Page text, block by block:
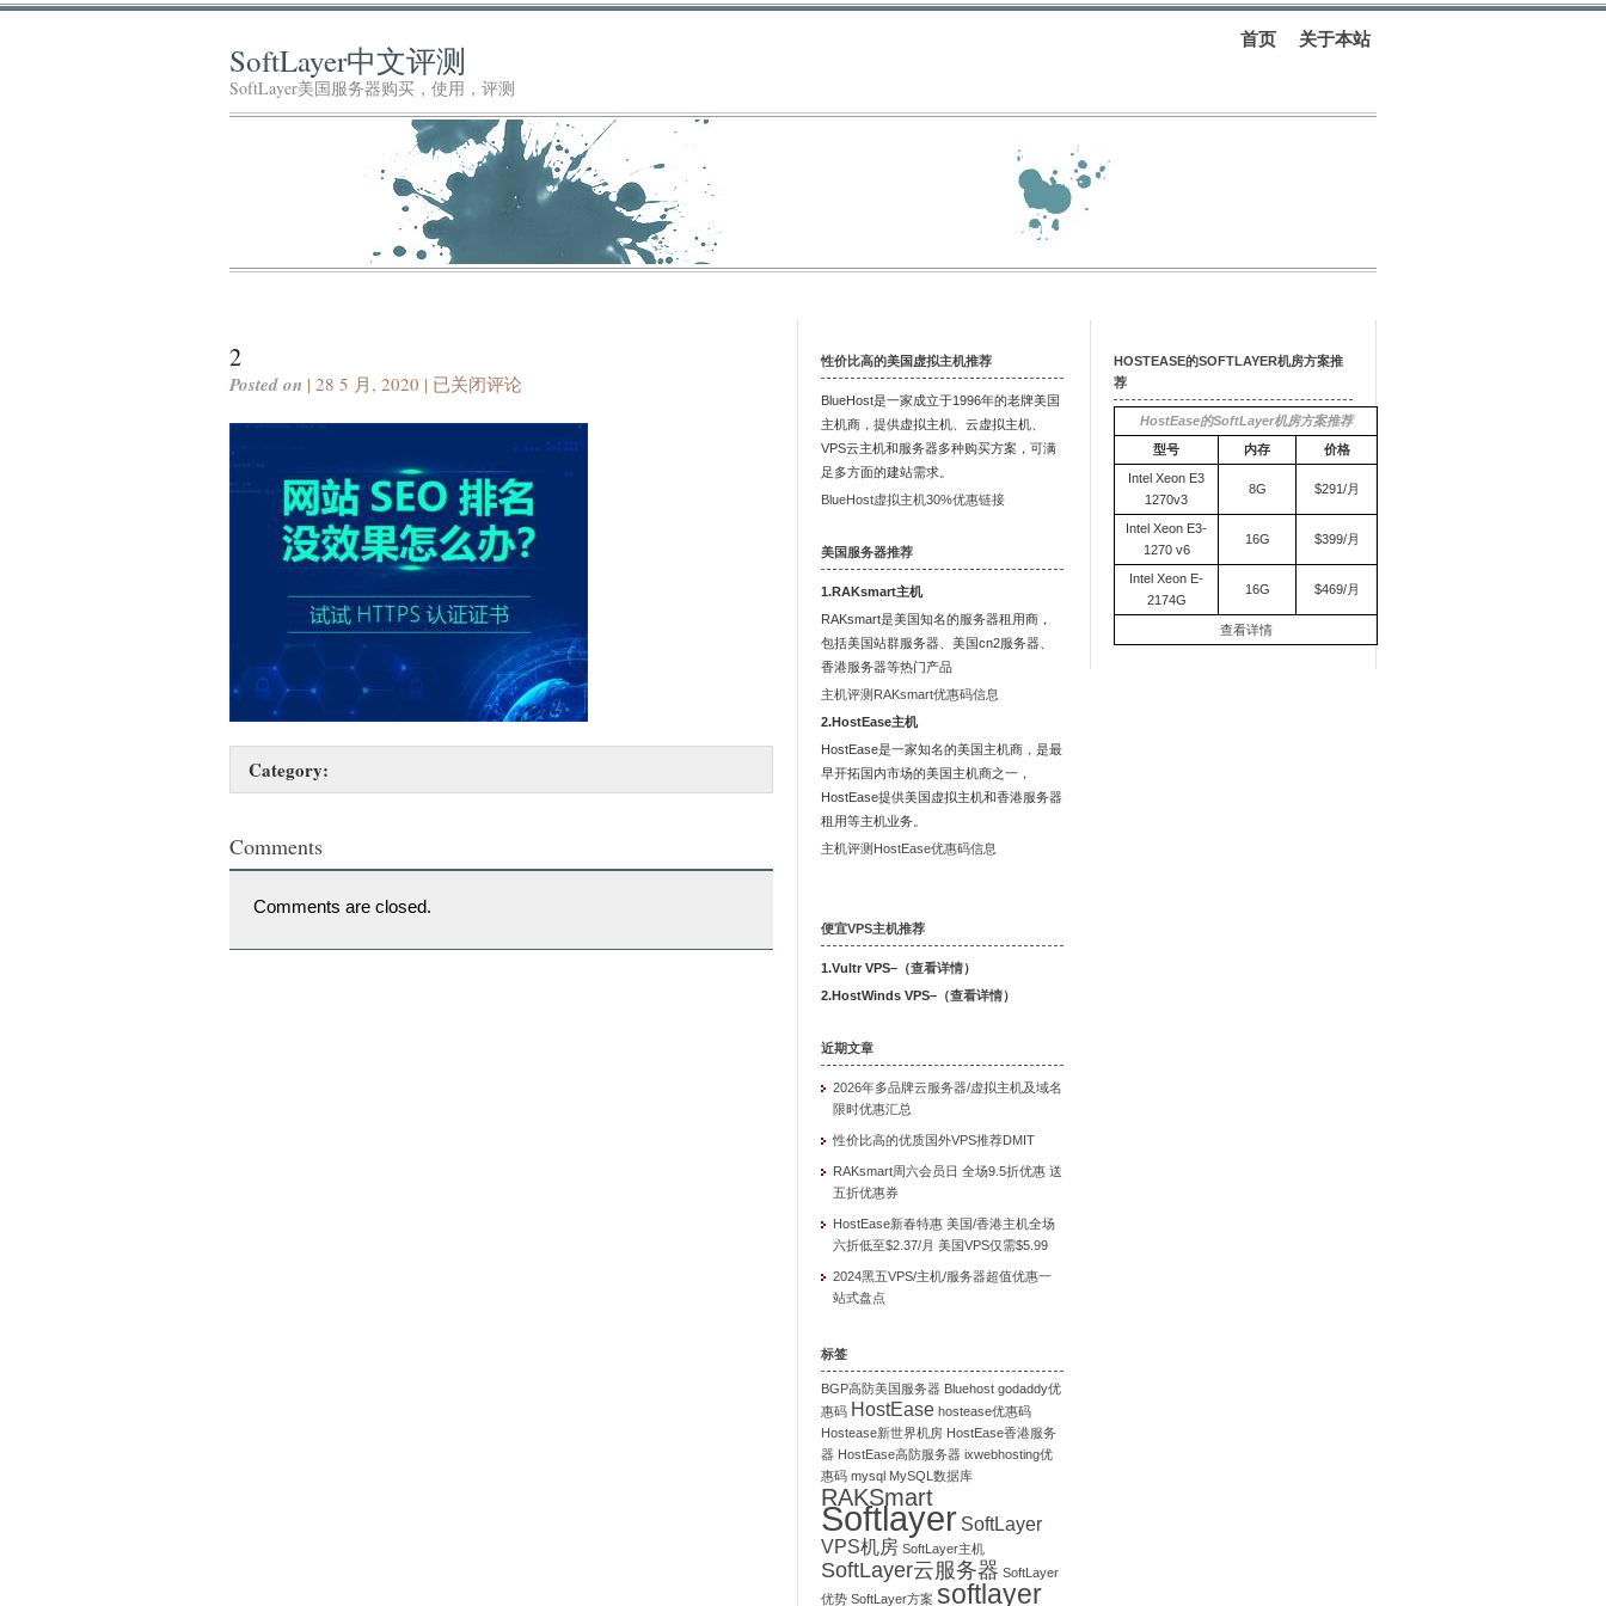
首页 关于本站
SoftLayer中文评测
SoftLayer美国服务器购买，使用，评测
2
Posted on | 28 5 月, 2020 | 2
已关闭评论
Category:
Comments
Comments are closed.
性价比高的美国虚拟主机推荐
BlueHost是一家成立于1996年的老牌美国
主机商，提供虚拟主机、云虚拟主机、
VPS云主机和服务器多种购买方案，可满
足多方面的建站需求。
BlueHost虚拟主机30%优惠链接
美国服务器推荐
1.RAKsmart主机
RAKsmart是美国知名的服务器租用商，
包括美国站群服务器、美国cn2服务器、
香港服务器等热门产品
主机评测RAKsmart优惠码信息
2.HostEase主机
HostEase是一家知名的美国主机商，是最
早开拓国内市场的美国主机商之一，
HostEase提供美国虚拟主机和香港服务器
租用等主机业务。
主机评测HostEase优惠码信息
便宜VPS主机推荐
1.Vultr VPS–（查看详情）
2.HostWinds VPS–（查看详情）
近期文章
2026年多品牌云服务器/虚拟主机及域名
限时优惠汇总
性价比高的优质国外VPS推荐DMIT
RAKsmart周六会员日 全场9.5折优惠 送
五折优惠券
HostEase新春特惠 美国/香港主机全场
六折低至$2.37/月 美国VPS仅需$5.99
2024黑五VPS/主机/服务器超值优惠一
站式盘点
标签
BGP高防美国服务器 Bluehost godaddy优
惠码 HostEase hostease优惠码
Hostease新世界机房 HostEase香港服务
器 HostEase高防服务器 ixwebhosting优
惠码 mysql MySQL数据库
RAKSmart
Softlayer SoftLayer
VPS机房 SoftLayer主机
SoftLayer云服务器 SoftLayer
优势 SoftLayer方案 softlayer
HOSTEASE的SOFTLAYER机房方案推
荐
HostEase的SoftLayer机房方案推荐
型号
内存
价格
Intel Xeon E3
1270v3
8G $291/月
Intel Xeon E3-
1270 v6
16G $399/月
Intel Xeon E-
2174G
16G $469/月
查看详情